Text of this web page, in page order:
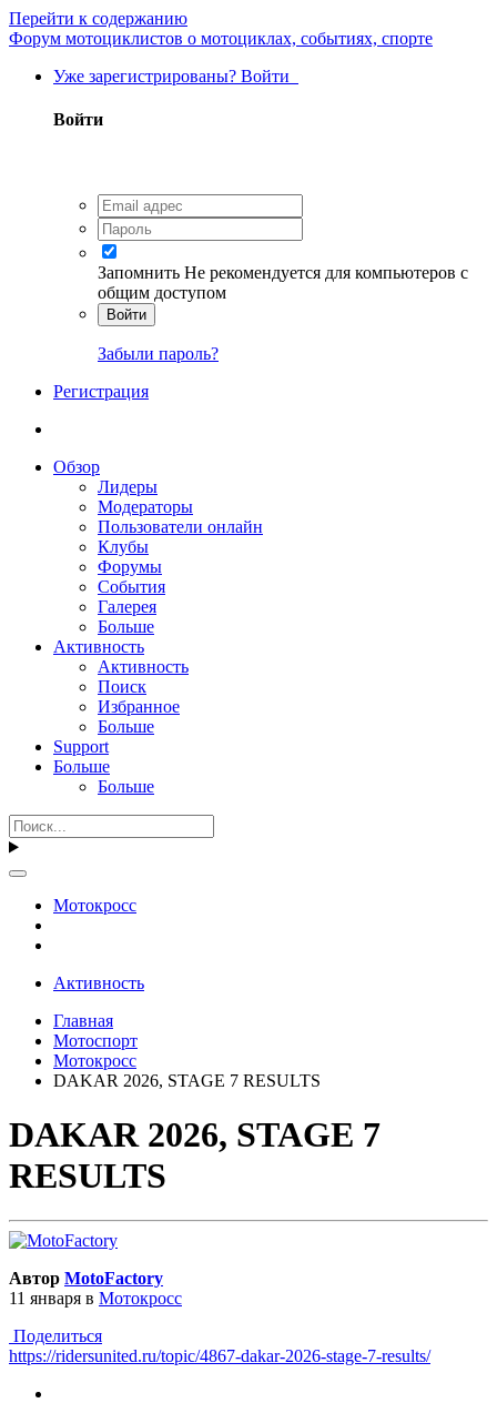
Перейти к содержанию
Форум мотоциклистов о мотоциклах, событиях, спорте
Уже зарегистрированы? Войти
Войти
Запомнить Не рекомендуется для компьютеров с
общим доступом
Войти
Забыли пароль?
Регистрация
Обзор
Лидеры
Модераторы
Пользователи онлайн
Клубы
Форумы
События
Галерея
Больше
Активность
Активность
Поиск
Избранное
Больше
Support
Больше
Больше
Мотокросс
Активность
Главная
Мотоспорт
Мотокросс
DAKAR 2026, STAGE 7 RESULTS
DAKAR 2026, STAGE 7
RESULTS
Автор MotoFactory
11 января в Мотокросс
Поделиться
https://ridersunited.ru/topic/4867-dakar-2026-stage-7-results/